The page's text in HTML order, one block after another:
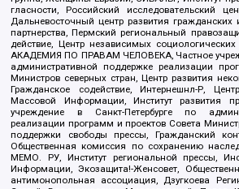
гласности, Российский исследовательский
Дальневосточный центр развития гражданских
партнерства, Пермский региональный
действие, Центр независимых
АКАДЕМИЯ ПО ПРАВАМ ЧЕЛОВЕКА, Частное
административной поддержке реализации
Министров северных стран, Центр развития
Гражданское содействие, Интернешнл-Р,
Массовой Информации, Институт развития
учреждение в Санкт-Петербурге по
реализации программ и проектов Совета
поддержки свободы прессы, Гражданский
Общественная комиссия по сохранению
МЕМО. РУ, Институт региональной прессы,
Информации, Экозащита!-Женсовет,
антимонопольная ассоциация, Дзугкоева